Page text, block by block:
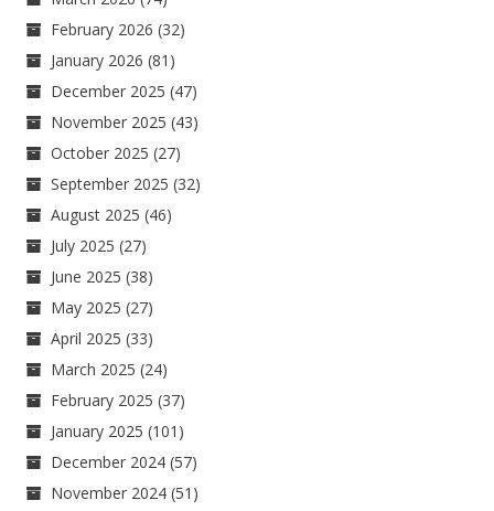
February 2026 (32)
January 2026 (81)
December 2025 (47)
November 2025 (43)
October 2025 (27)
September 2025 (32)
August 2025 (46)
July 2025 (27)
June 2025 (38)
May 2025 (27)
April 2025 (33)
March 2025 (24)
February 2025 (37)
January 2025 (101)
December 2024 (57)
November 2024 (51)